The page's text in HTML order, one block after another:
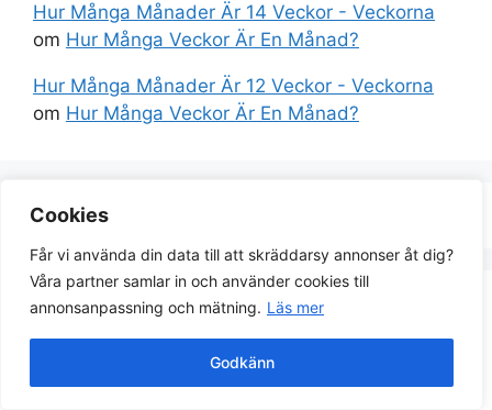
Cookies
Får vi använda din data till att skräddarsy annonser åt dig?
Våra partner samlar in och använder cookies till
annonsanpassning och mätning. Läs mer
Godkänn
Hur Många Månader Är 14 Veckor - Veckorna
om Hur Många Veckor Är En Månad?
Hur Många Månader Är 12 Veckor - Veckorna
om Hur Många Veckor Är En Månad?
Topp Sidor
Jämna och udda veckor 2023